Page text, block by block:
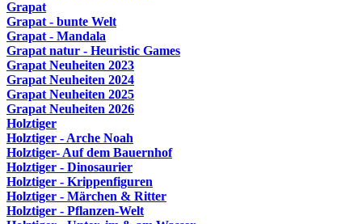
Grapat
Grapat - bunte Welt
Grapat - Mandala
Grapat natur - Heuristic Games
Grapat Neuheiten 2023
Grapat Neuheiten 2024
Grapat Neuheiten 2025
Grapat Neuheiten 2026
Holztiger
Holztiger - Arche Noah
Holztiger- Auf dem Bauernhof
Holztiger - Dinosaurier
Holztiger - Krippenfiguren
Holztiger - Märchen & Ritter
Holztiger - Pflanzen-Welt